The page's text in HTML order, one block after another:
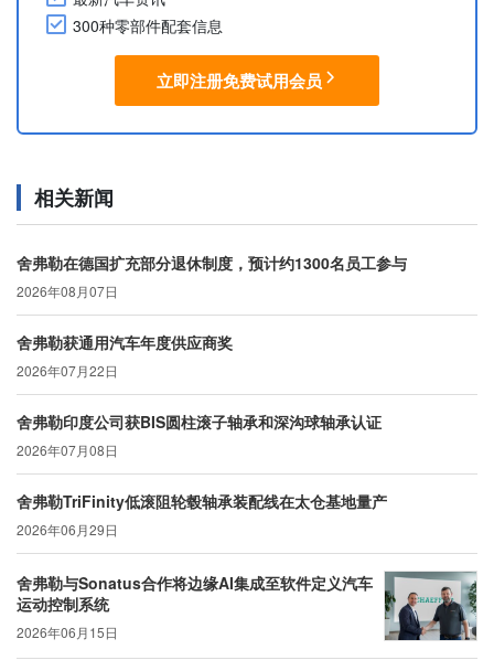
300种零部件配套信息
立即注册免费试用会员
相关新闻
舍弗勒在德国扩充部分退休制度，预计约1300名员工参与
2026年08月07日
舍弗勒获通用汽车年度供应商奖
2026年07月22日
舍弗勒印度公司获BIS圆柱滚子轴承和深沟球轴承认证
2026年07月08日
舍弗勒TriFinity低滚阻轮毂轴承装配线在太仓基地量产
2026年06月29日
舍弗勒与Sonatus合作将边缘AI集成至软件定义汽车
运动控制系统
2026年06月15日